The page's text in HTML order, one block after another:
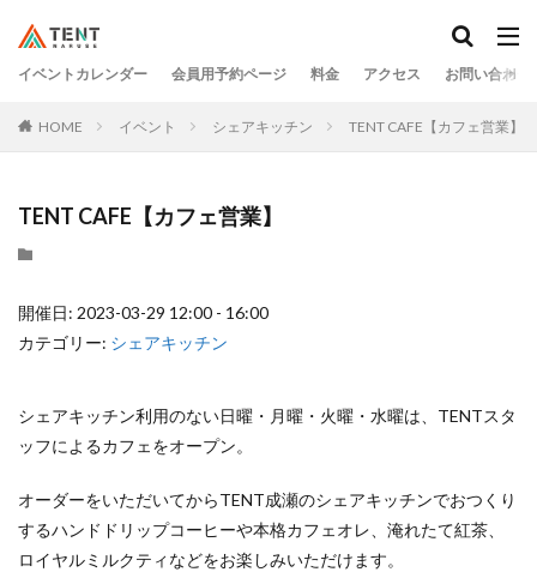
イベントカレンダー 会員用予約ページ 料金 アクセス お問い合わせ
HOME イベント シェアキッチン TENT CAFE【カフェ営業】
TENT CAFE【カフェ営業】
開催日: 2023-03-29 12:00 - 16:00
カテゴリー: シェアキッチン
シェアキッチン利用のない日曜・月曜・火曜・水曜は、TENTスタ
ッフによるカフェをオープン。
オーダーをいただいてからTENT成瀬のシェアキッチンでおつくり
するハンドドリップコーヒーや本格カフェオレ、淹れたて紅茶、
ロイヤルミルクティなどをお楽しみいただけます。